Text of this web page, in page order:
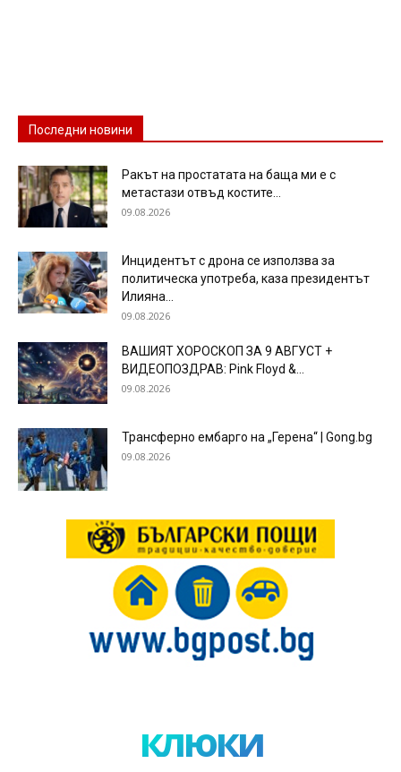
Последни новини
Ракът на простатата на баща ми е с
метастази отвъд костите...
09.08.2026
Инцидентът с дрона се използва за
политическа употреба, каза президентът
Илияна...
09.08.2026
ВАШИЯТ ХОРОСКОП ЗА 9 АВГУСТ +
ВИДЕОПОЗДРАВ: Pink Floyd &...
09.08.2026
Трансферно ембарго на „Герена“ | Gong.bg
09.08.2026
клюки